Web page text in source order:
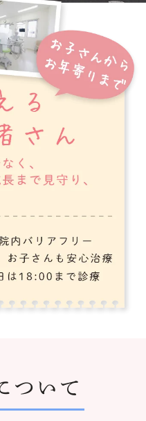
ついて